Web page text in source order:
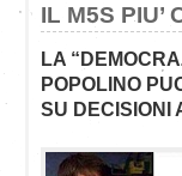
IL M5S PIU’
LA
POPOLINO
SU DECISIONI